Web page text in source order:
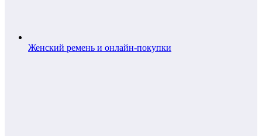
Женский ремень и онлайн-покупки